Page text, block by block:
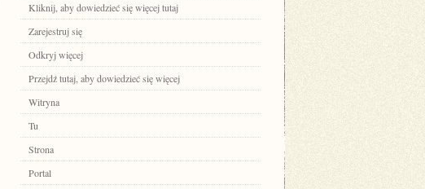
Kliknij, aby dowiedzieć się więcej tutaj
Zarejestruj się
Odkryj więcej
Przejdź tutaj, aby dowiedzieć się więcej
Witryna
Tu
Strona
Portal